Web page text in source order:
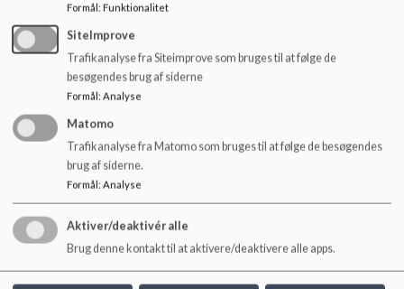
Referat Juni 2024
Referat August 2024
Referat September 2024
Referat Oktober 2024
Referat November 2024
Formål: Funktionalitet
SiteImprove
Trafikanalyse fra Siteimprove som bruges til at følge de
besøgendes brug af siderne
Formål: Analyse
Matomo
Trafikanalyse fra Matomo som bruges til at følge de besøgendes
brug af siderne.
Formål: Analyse
Aktiver/deaktivér alle
Brug denne kontakt til at aktivere/deaktivere alle apps.